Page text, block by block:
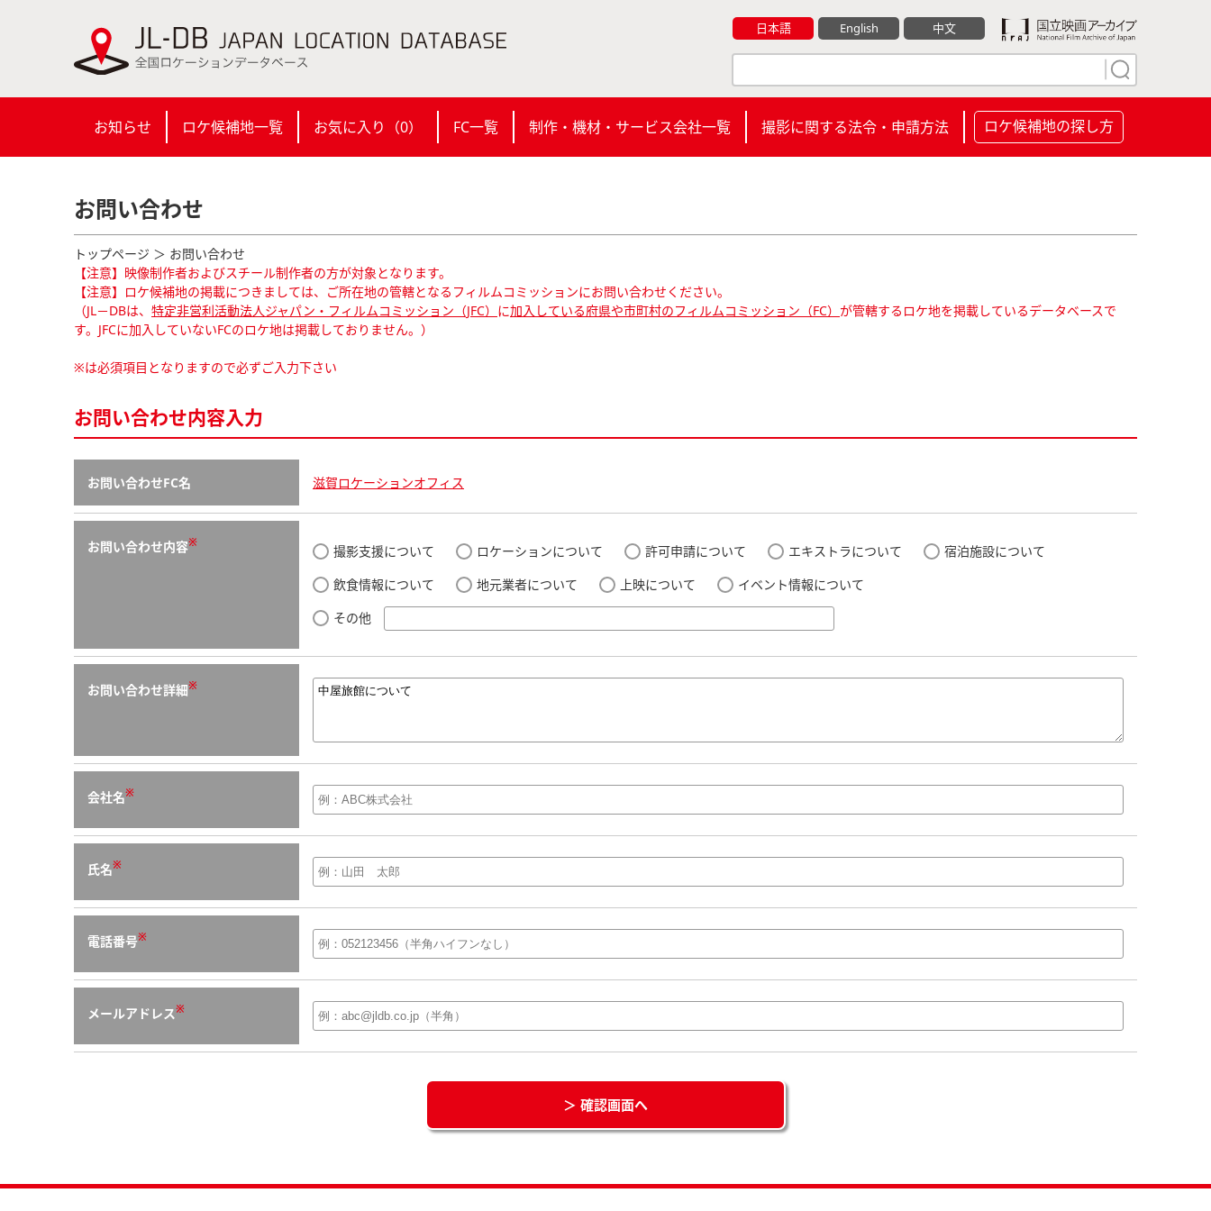
日本語 English 中文
お知らせ ロケ候補地一覧 お気に入り（0） FC一覧 制作・機材・サービス会社一覧 撮影に関する法令・申請方法 ロケ候補地の探し方
お問い合わせ
トップページ ＞ お問い合わせ
【注意】映像制作者およびスチール制作者の方が対象となります。
【注意】ロケ候補地の掲載につきましては、ご所在地の管轄となるフィルムコミッションにお問い合わせください。
（JL－DBは、 特定非営利活動法人ジャパン・フィルムコミッション（JFC） に加入している府県や市町村のフィルムコミッション（FC） が管轄するロケ地を掲載しているデータベースで
す。JFCに加入していないFCのロケ地は掲載しておりません。）
※は必須項目となりますので必ずご入力下さい
お問い合わせ内容入力
お問い合わせFC名 滋賀ロケーションオフィス
お問い合わせ内容※
撮影支援について ロケーションについて 許可申請について エキストラについて
宿泊施設について
飲食情報について
地元業者について 上映について
イベント情報について
その他
お問い合わせ詳細※
会社名※
氏名※
電話番号※
メールアドレス※
＞ 確認画面へ